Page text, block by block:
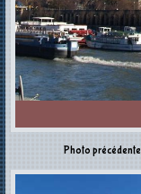
Photo précédente